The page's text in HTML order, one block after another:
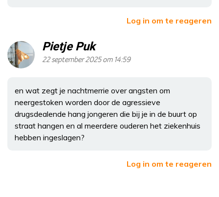
Log in om te reageren
Pietje Puk
22 september 2025 om 14:59
en wat zegt je nachtmerrie over angsten om
neergestoken worden door de agressieve
drugsdealende hang jongeren die bij je in de buurt op
straat hangen en al meerdere ouderen het ziekenhuis
hebben ingeslagen?
Log in om te reageren